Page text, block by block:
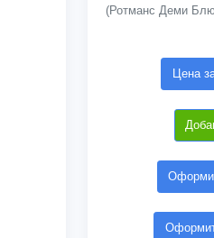
(Ротманс Деми
Цена